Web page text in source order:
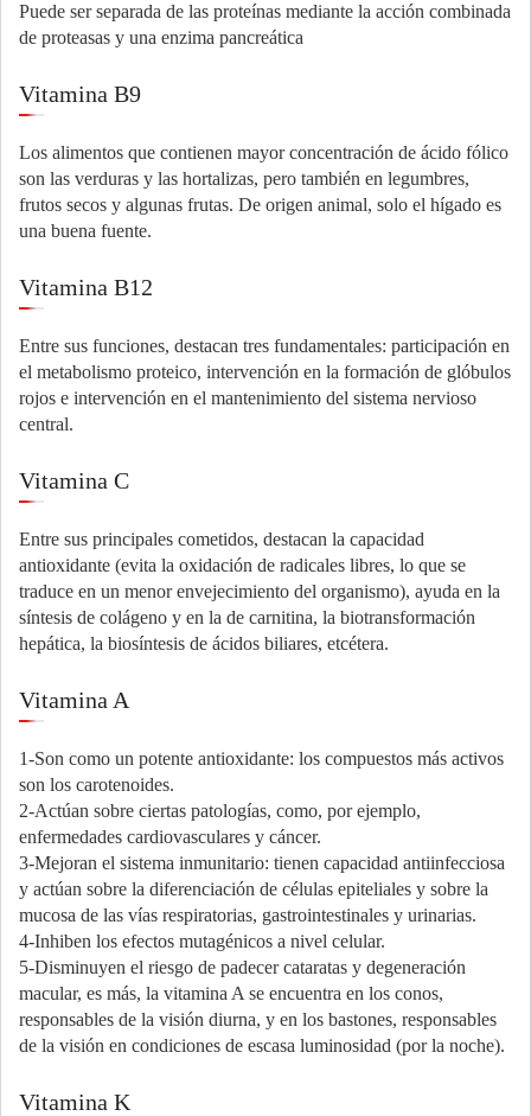
Puede ser separada de las proteínas mediante la acción combinada
de proteasas y una enzima pancreática
Vitamina B9
Los alimentos que contienen mayor concentración de ácido fólico
son las verduras y las hortalizas, pero también en legumbres,
frutos secos y algunas frutas. De origen animal, solo el hígado es
una buena fuente.
Vitamina B12
Entre sus funciones, destacan tres fundamentales: participación en
el metabolismo proteico, intervención en la formación de glóbulos
rojos e intervención en el mantenimiento del sistema nervioso
central.
Vitamina C
Entre sus principales cometidos, destacan la capacidad
antioxidante (evita la oxidación de radicales libres, lo que se
traduce en un menor envejecimiento del organismo), ayuda en la
síntesis de colágeno y en la de carnitina, la biotransformación
hepática, la biosíntesis de ácidos biliares, etcétera.
Vitamina A
1-Son como un potente antioxidante: los compuestos más activos
son los carotenoides.
2-Actúan sobre ciertas patologías, como, por ejemplo,
enfermedades cardiovasculares y cáncer.
3-Mejoran el sistema inmunitario: tienen capacidad antiinfecciosa
y actúan sobre la diferenciación de células epiteliales y sobre la
mucosa de las vías respiratorias, gastrointestinales y urinarias.
4-Inhiben los efectos mutagénicos a nivel celular.
5-Disminuyen el riesgo de padecer cataratas y degeneración
macular, es más, la vitamina A se encuentra en los conos,
responsables de la visión diurna, y en los bastones, responsables
de la visión en condiciones de escasa luminosidad (por la noche).
Vitamina K